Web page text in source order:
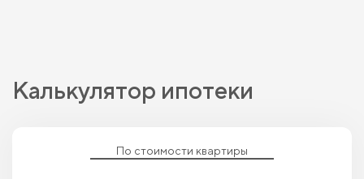
Калькулятор ипотеки
По стоимости квартиры